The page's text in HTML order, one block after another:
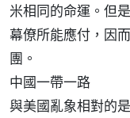
米相同的命運。但
幕僚所能應付，因
團。
中國一帶一路
與美國亂象相對的